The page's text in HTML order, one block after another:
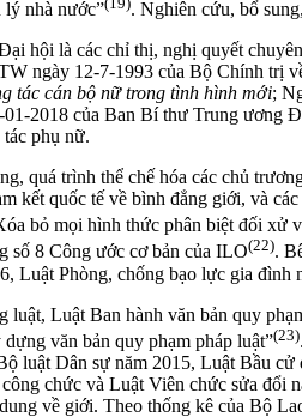
lý nhà nước”
. Nghiên cứu, bổ
hội là các chỉ thị, nghị quyết
ngày 12-7-1993 của Bộ Chính trị
tác cán bộ nữ trong tình hình mới;
2018 của Ban Bí thư Trung ương
phụ nữ.
quá trình thể chế hóa các chủ
kết quốc tế về bình đẳng giới, và
bỏ mọi hình thức phân biệt đối xử
số 8 Công ước cơ bản của ILO(22).
Luật Phòng, chống bạo lực gia
Luật Ban hành văn bản quy
văn bản quy phạm pháp luật”(23)
luật Dân sự năm 2015, Luật Bầu
chức và Luật Viên chức sửa
về giới. Theo thống kê của Bộ